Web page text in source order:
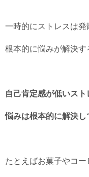
一時的にストレスは発
根本的に悩みが解決す
自己肯定感が低いスト
悩みは根本的に解決し
たとえばお菓子やコー